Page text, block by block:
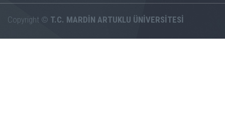
Copyright © T.C. MARDİN ARTUKLU ÜNİVERSİTESİ